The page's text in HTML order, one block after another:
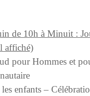
de 10h à Minuit :
affiché)
pour Hommes et
enfants –